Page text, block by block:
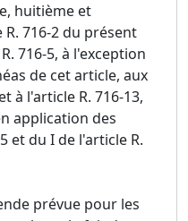
huitième et
716-2 du présent
716-5, à l'exception
de cet article, aux
à l'article R. 716-13,
application des
et du I de l'article R.
prévue pour les